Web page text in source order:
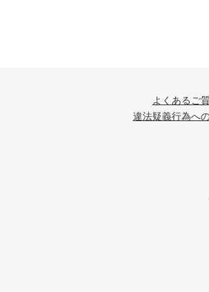
よくあるご
違法疑義行為へ